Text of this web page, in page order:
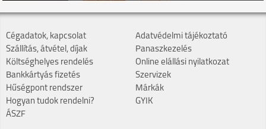
Cégadatok, kapcsolat
Szállítás, átvétel, díjak
Költséghelyes rendelés
Bankkártyás fizetés
Hűségpont rendszer
Hogyan tudok rendelni?
ÁSZF
Adatvédelmi tájékoztató
Panaszkezelés
Online elállási nyilatkozat
Szervizek
Márkák
GYIK